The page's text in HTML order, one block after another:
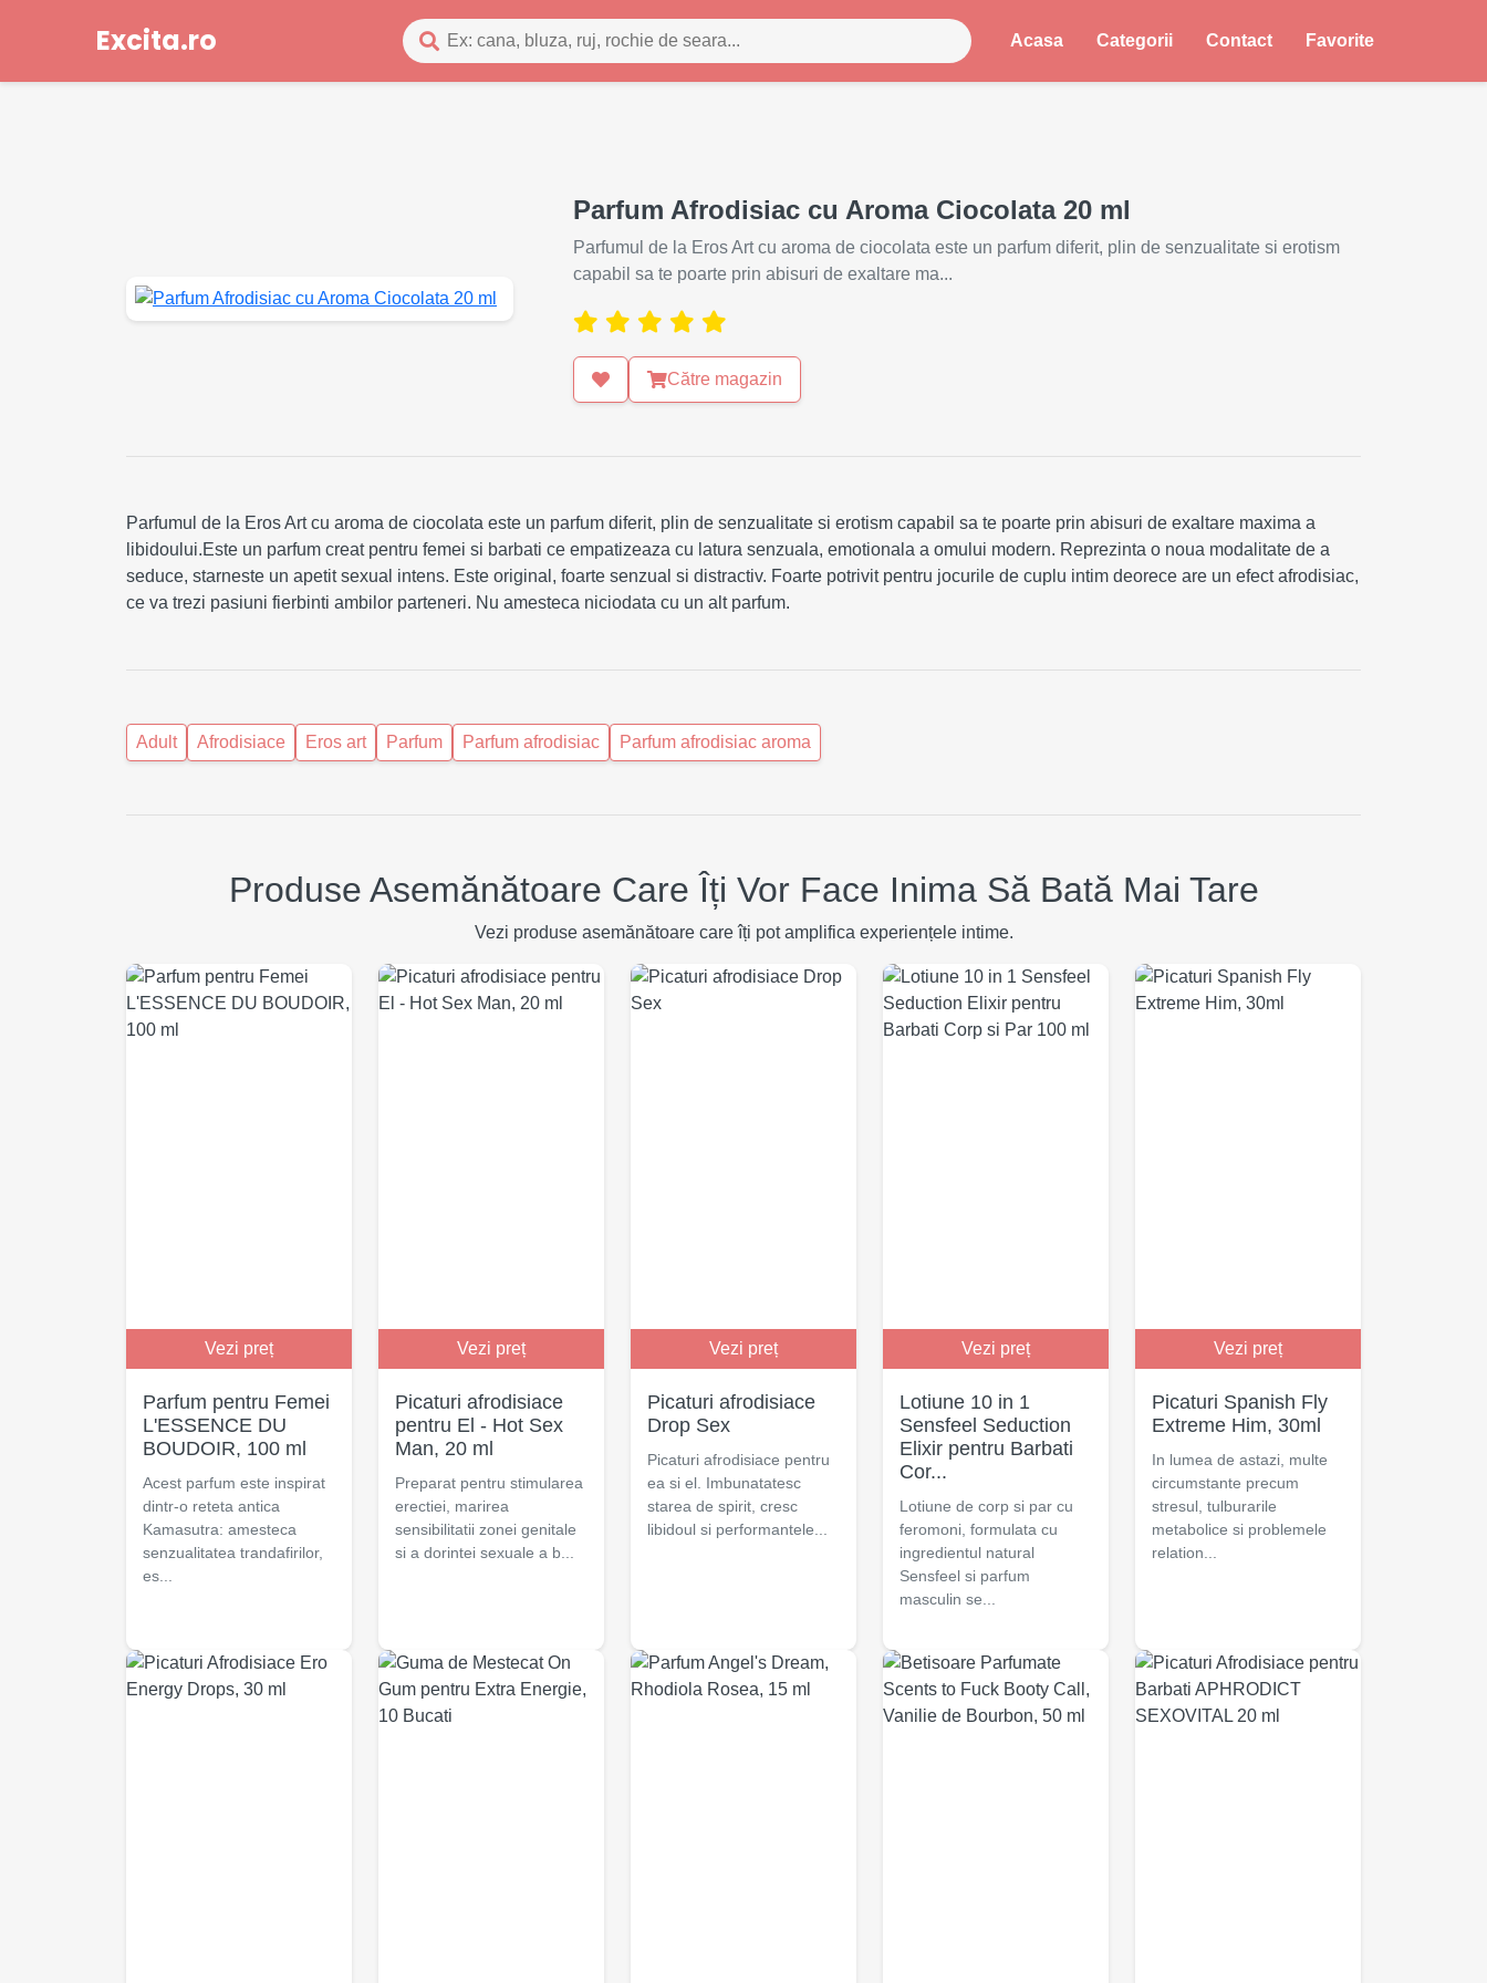
Excita.ro Acasa Categorii Contact Favorite
Parfum Afrodisiac cu Aroma Ciocolata 20 ml
Parfumul de la Eros Art cu aroma de ciocolata este un parfum diferit, plin de senzualitate si erotism
capabil sa te poarte prin abisuri de exaltare ma...
Către magazin
Parfumul de la Eros Art cu aroma de ciocolata este un parfum diferit, plin de senzualitate si erotism capabil sa te poarte prin abisuri de exaltare maxima a
libidoului.Este un parfum creat pentru femei si barbati ce empatizeaza cu latura senzuala, emotionala a omului modern. Reprezinta o noua modalitate de a
seduce, starneste un apetit sexual intens. Este original, foarte senzual si distractiv. Foarte potrivit pentru jocurile de cuplu intim deorece are un efect afrodisiac,
ce va trezi pasiuni fierbinti ambilor parteneri. Nu amesteca niciodata cu un alt parfum.
Adult Afrodisiace Eros art Parfum Parfum afrodisiac Parfum afrodisiac aroma
Produse Asemănătoare Care Îți Vor Face Inima Să Bată Mai Tare
Vezi produse asemănătoare care îți pot amplifica experiențele intime.
Vezi preț
Parfum pentru Femei
L'ESSENCE DU
BOUDOIR, 100 ml
Acest parfum este inspirat
dintr-o reteta antica
Kamasutra: amesteca
senzualitatea trandafirilor,
es...
Vezi preț
Picaturi afrodisiace
pentru El - Hot Sex
Man, 20 ml
Preparat pentru stimularea
erectiei, marirea
sensibilitatii zonei genitale
si a dorintei sexuale a b...
Vezi preț
Picaturi afrodisiace
Drop Sex
Picaturi afrodisiace pentru
ea si el. Imbunatatesc
starea de spirit, cresc
libidoul si performantele...
Vezi preț
Lotiune 10 in 1
Sensfeel Seduction
Elixir pentru Barbati
Cor...
Lotiune de corp si par cu
feromoni, formulata cu
ingredientul natural
Sensfeel si parfum
masculin se...
Vezi preț
Picaturi Spanish Fly
Extreme Him, 30ml
In lumea de astazi, multe
circumstante precum
stresul, tulburarile
metabolice si problemele
relation...